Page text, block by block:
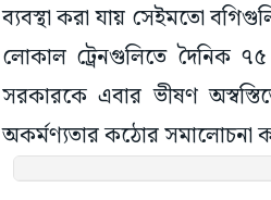
ব্যবস্থা করা যায় সেইমতো
লোকাল ট্রেনগুলিতে দৈনিক ৭৫
সরকারকে এবার ভীষণ
অকর্মণ্যতার কঠোর সমালোচনা